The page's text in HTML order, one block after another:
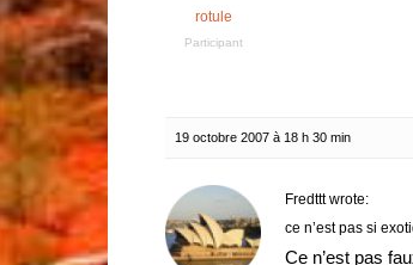
rotule
Participant
19 octobre 2007 à 18 h 30 min
Fredttt wrote:
ce n’est pas si
Ce n’est pas